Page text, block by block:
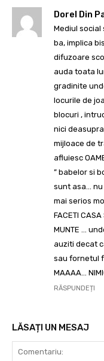
Dorel Din
Mediul social
ba, implica
difuzoare
auda toata
gradinite
locurile de
blocuri ,
nici
mijloace de
afluiesc
” babelor si
sunt asa…
mai serios
FACETI CASA
MUNTE …
auziti decat
sau fornetul
MAAAA…
RĂSPUNDEȚI
LĂSAȚI UN MESAJ